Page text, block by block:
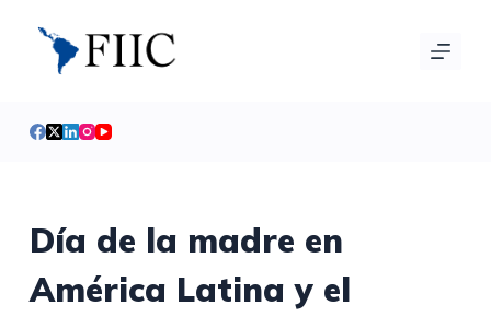
a
Día de la madre en
América Latina y el